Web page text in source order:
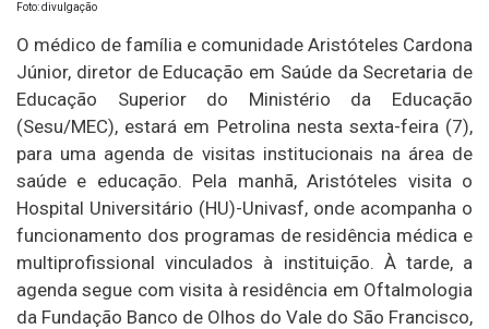
Foto: divulgação
O médico de família e comunidade Aristóteles Cardona
Júnior, diretor de Educação em Saúde da Secretaria de
Educação Superior do Ministério da Educação
(Sesu/MEC), estará em Petrolina nesta sexta-feira (7),
para uma agenda de visitas institucionais na área de
saúde e educação. Pela manhã, Aristóteles visita o
Hospital Universitário (HU)-Univasf, onde acompanha o
funcionamento dos programas de residência médica e
multiprofissional vinculados à instituição. À tarde, a
agenda segue com visita à residência em Oftalmologia
da Fundação Banco de Olhos do Vale do São Francisco,